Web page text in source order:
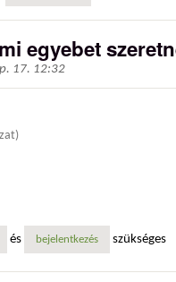
egyebet
17. 12:32
és bejelentkezés szükséges